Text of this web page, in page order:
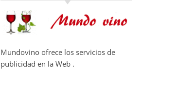
Mundovino ofrece los servicios de
publicidad en la Web .